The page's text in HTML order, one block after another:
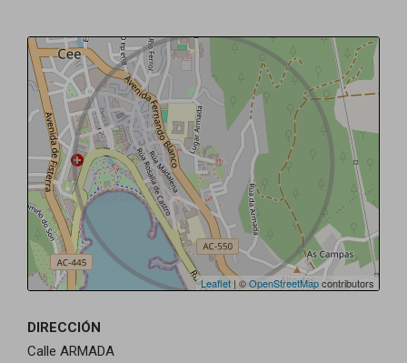
Leaflet| ©OpenStreetMapcontributors
DIRECCIÓN
Calle ARMADA